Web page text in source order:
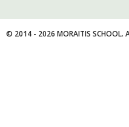
© 2014 - 2026 MORAITIS SCHOOL.